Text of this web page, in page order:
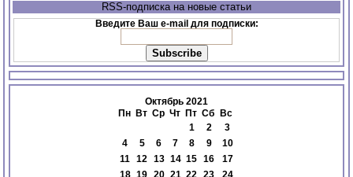
RSS-подписка на новые статьи
Введите Ваш e-mail для подписки:
Октябрь 2021
Пн
Вт Ср Чт Пт Сб Вс
1 2
3
4
5 6 7 8 9
10
11 12 13 14 15 16
17